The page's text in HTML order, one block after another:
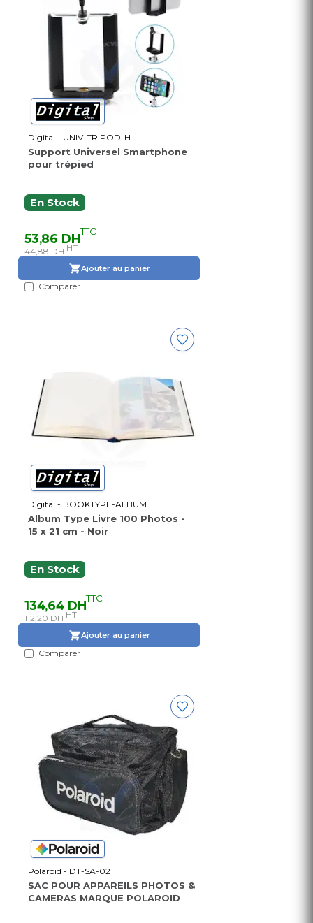
Digital - UNIV-TRIPOD-H
Support Universel Smartphone
pour trépied
En Stock
53,86 DHTTC
44,88 DH HT
Ajouter au panier
Comparer
Digital - BOOKTYPE-ALBUM
Album Type Livre 100 Photos -
15 x 21 cm - Noir
En Stock
134,64 DHTTC
112,20 DH HT
Ajouter au panier
Comparer
Polaroid - DT-SA-02
SAC POUR APPAREILS PHOTOS &
CAMERAS MARQUE POLAROID